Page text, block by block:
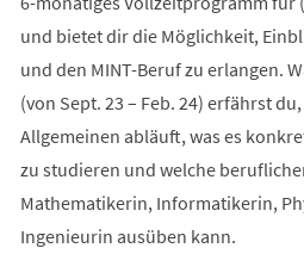
und bietet dir die Möglichkeit,
und den MINT-Beruf zu erlangen.
(von Sept. 23 – Feb. 24) erfährst
Allgemeinen abläuft, was es
zu studieren und welche
Mathematikerin, Informatikerin,
Ingenieurin ausüben kann.